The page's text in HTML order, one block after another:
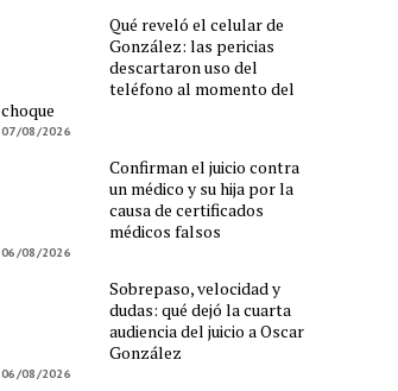
Qué reveló el celular de
González: las pericias
descartaron uso del
teléfono al momento del
choque
07/08/2026
Confirman el juicio contra
un médico y su hija por la
causa de certificados
médicos falsos
06/08/2026
Sobrepaso, velocidad y
dudas: qué dejó la cuarta
audiencia del juicio a Oscar
González
06/08/2026